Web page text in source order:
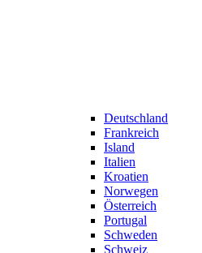
Deutschland
Frankreich
Island
Italien
Kroatien
Norwegen
Österreich
Portugal
Schweden
Schweiz